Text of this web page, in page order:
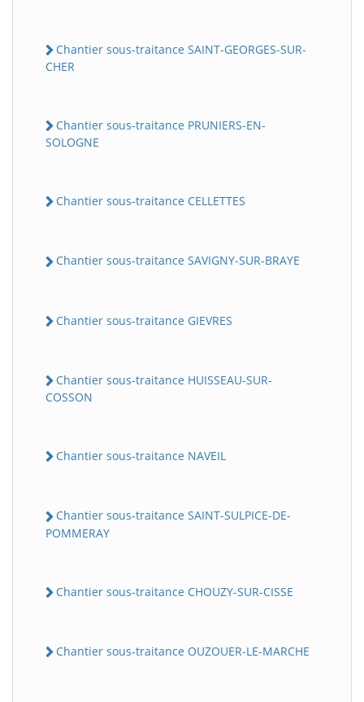
Chantier sous-traitance SAINT-GEORGES-SUR-
CHER
Chantier sous-traitance PRUNIERS-EN-
SOLOGNE
Chantier sous-traitance CELLETTES
Chantier sous-traitance SAVIGNY-SUR-BRAYE
Chantier sous-traitance GIEVRES
Chantier sous-traitance HUISSEAU-SUR-
COSSON
Chantier sous-traitance NAVEIL
Chantier sous-traitance SAINT-SULPICE-DE-
POMMERAY
Chantier sous-traitance CHOUZY-SUR-CISSE
Chantier sous-traitance OUZOUER-LE-MARCHE